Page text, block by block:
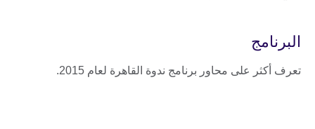
البرنامج
تعرف أكثر على محاور برنامج ندوة القاهرة لعام 2015.